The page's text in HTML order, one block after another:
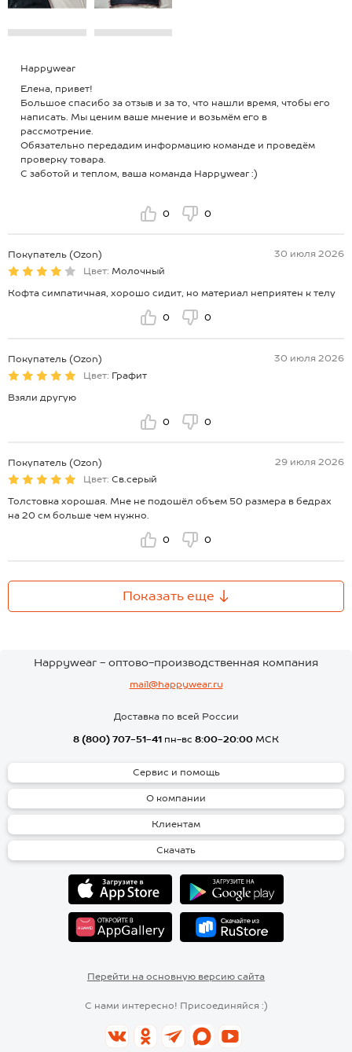
Happywear
Елена, привет!
Большое спасибо за отзыв и за то, что нашли время, чтобы его
написать. Мы ценим ваше мнение и возьмём его в
рассмотрение.
Обязательно передадим информацию команде и проведём
проверку товара.
С заботой и теплом, ваша команда Happywear :)
0 0
Покупатель (Ozon)
30 июля 2026
Цвет: Молочный
Кофта симпатичная, хорошо сидит, но материал неприятен к телу
0 0
Покупатель (Ozon)
30 июля 2026
Цвет: Графит
Взяли другую
0 0
Покупатель (Ozon)
29 июля 2026
Цвет: Св.серый
Толстовка хорошая. Мне не подошёл объем 50 размера в бедрах
на 20 см больше чем нужно.
0 0
Показать еще
Happywear - оптово-производственная компания
mail@happywear.ru
Доставка по всей России
8 (800) 707-51-41 пн-вс 8:00-20:00 МСК
Сервис и помощь
О компании
Клиентам
Скачать
Перейти на основную версию сайта
С нами интересно! Присоединяйся :)